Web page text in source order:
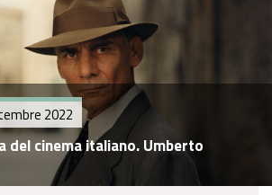
2022
del cinema italiano. Umberto